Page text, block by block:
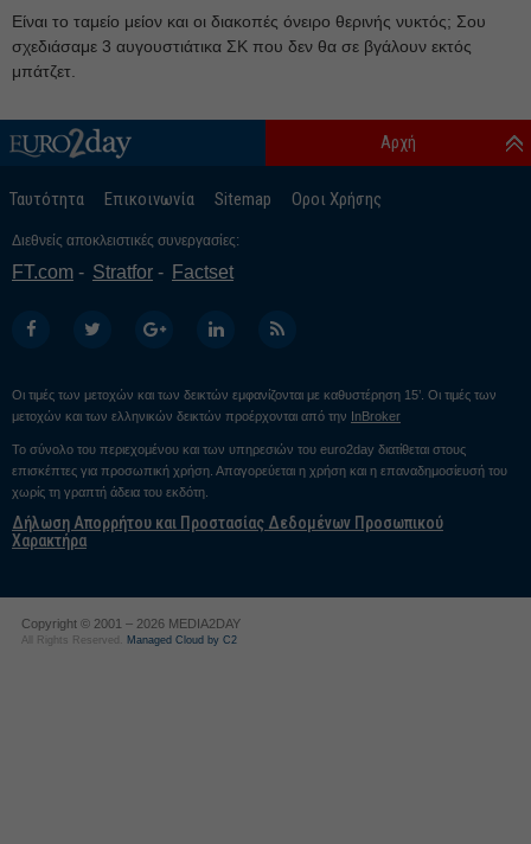
Είναι το ταμείο μείον και οι διακοπές όνειρο θερινής νυκτός; Σου
σχεδιάσαμε 3 αυγουστιάτικα ΣΚ που δεν θα σε βγάλουν εκτός
μπάτζετ.
Ταυτότητα Επικοινωνία Sitemap Οροι Χρήσης
Αρχή
Διεθνείς αποκλειστικές συνεργασίες:
FT.com Stratfor Factset
Οι τιμές των μετοχών και των δεικτών εμφανίζονται με καθυστέρηση 15’. Οι τιμές των
μετοχών και των ελληνικών δεικτών προέρχονται από την InBroker
Το σύνολο του περιεχομένου και των υπηρεσιών του euro2day διατίθεται στους
επισκέπτες για προσωπική χρήση. Απαγορεύεται η χρήση και η επαναδημοσίευσή του
χωρίς τη γραπτή άδεια του εκδότη.
Δήλωση Απορρήτου και Προστασίας Δεδομένων Προσωπικού
Χαρακτήρα
Copyright © 2001 – 2026 MEDIA2DAY
All Rights Reserved. Managed Cloud by C2